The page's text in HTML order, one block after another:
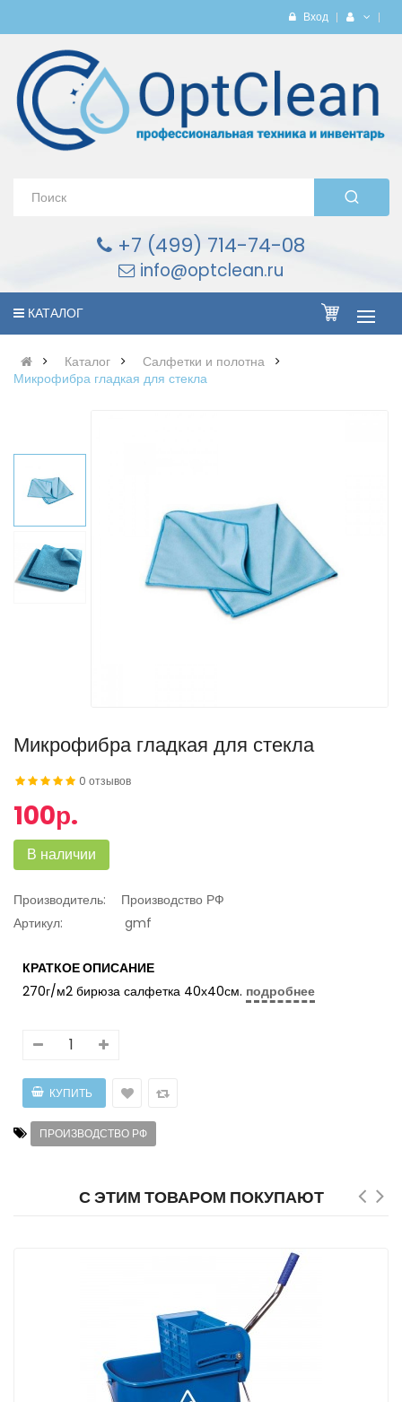
Вход
+7 (499) 714-74-08
info@optclean.ru
КАТАЛОГ
Каталог
Салфетки и полотна
Микрофибра гладкая для стекла
Микрофибра гладкая для стекла
0 отзывов
100р.
В наличии
Производитель:
Производство РФ
Артикул:
gmf
КРАТКОЕ ОПИСАНИЕ
270г/м2 бирюза салфетка 40х40см. подробнее
ПРОИЗВОДСТВО РФ
С ЭТИМ ТОВАРОМ ПОКУПАЮТ